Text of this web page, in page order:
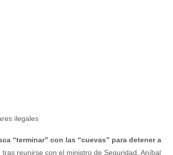
“terminar” con las “cuevas” para detener a
tras reunirse con el ministro de Seguridad, Aníbal